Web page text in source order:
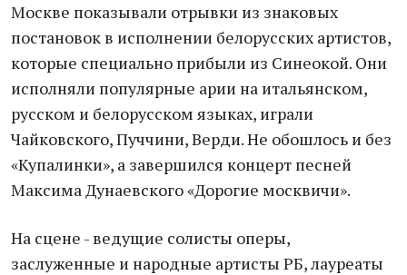
Москве показывали отрывки из знаковых
постановок в исполнении белорусских артистов,
которые специально прибыли из Синеокой. Они
исполняли популярные арии на итальянском,
русском и белорусском языках, играли
Чайковского, Пуччини, Верди. Не обошлось и без
«Купалинки», а завершился концерт песней
Максима Дунаевского «Дорогие москвичи».
На сцене - ведущие солисты оперы,
заслуженные и народные артисты РБ, лауреаты